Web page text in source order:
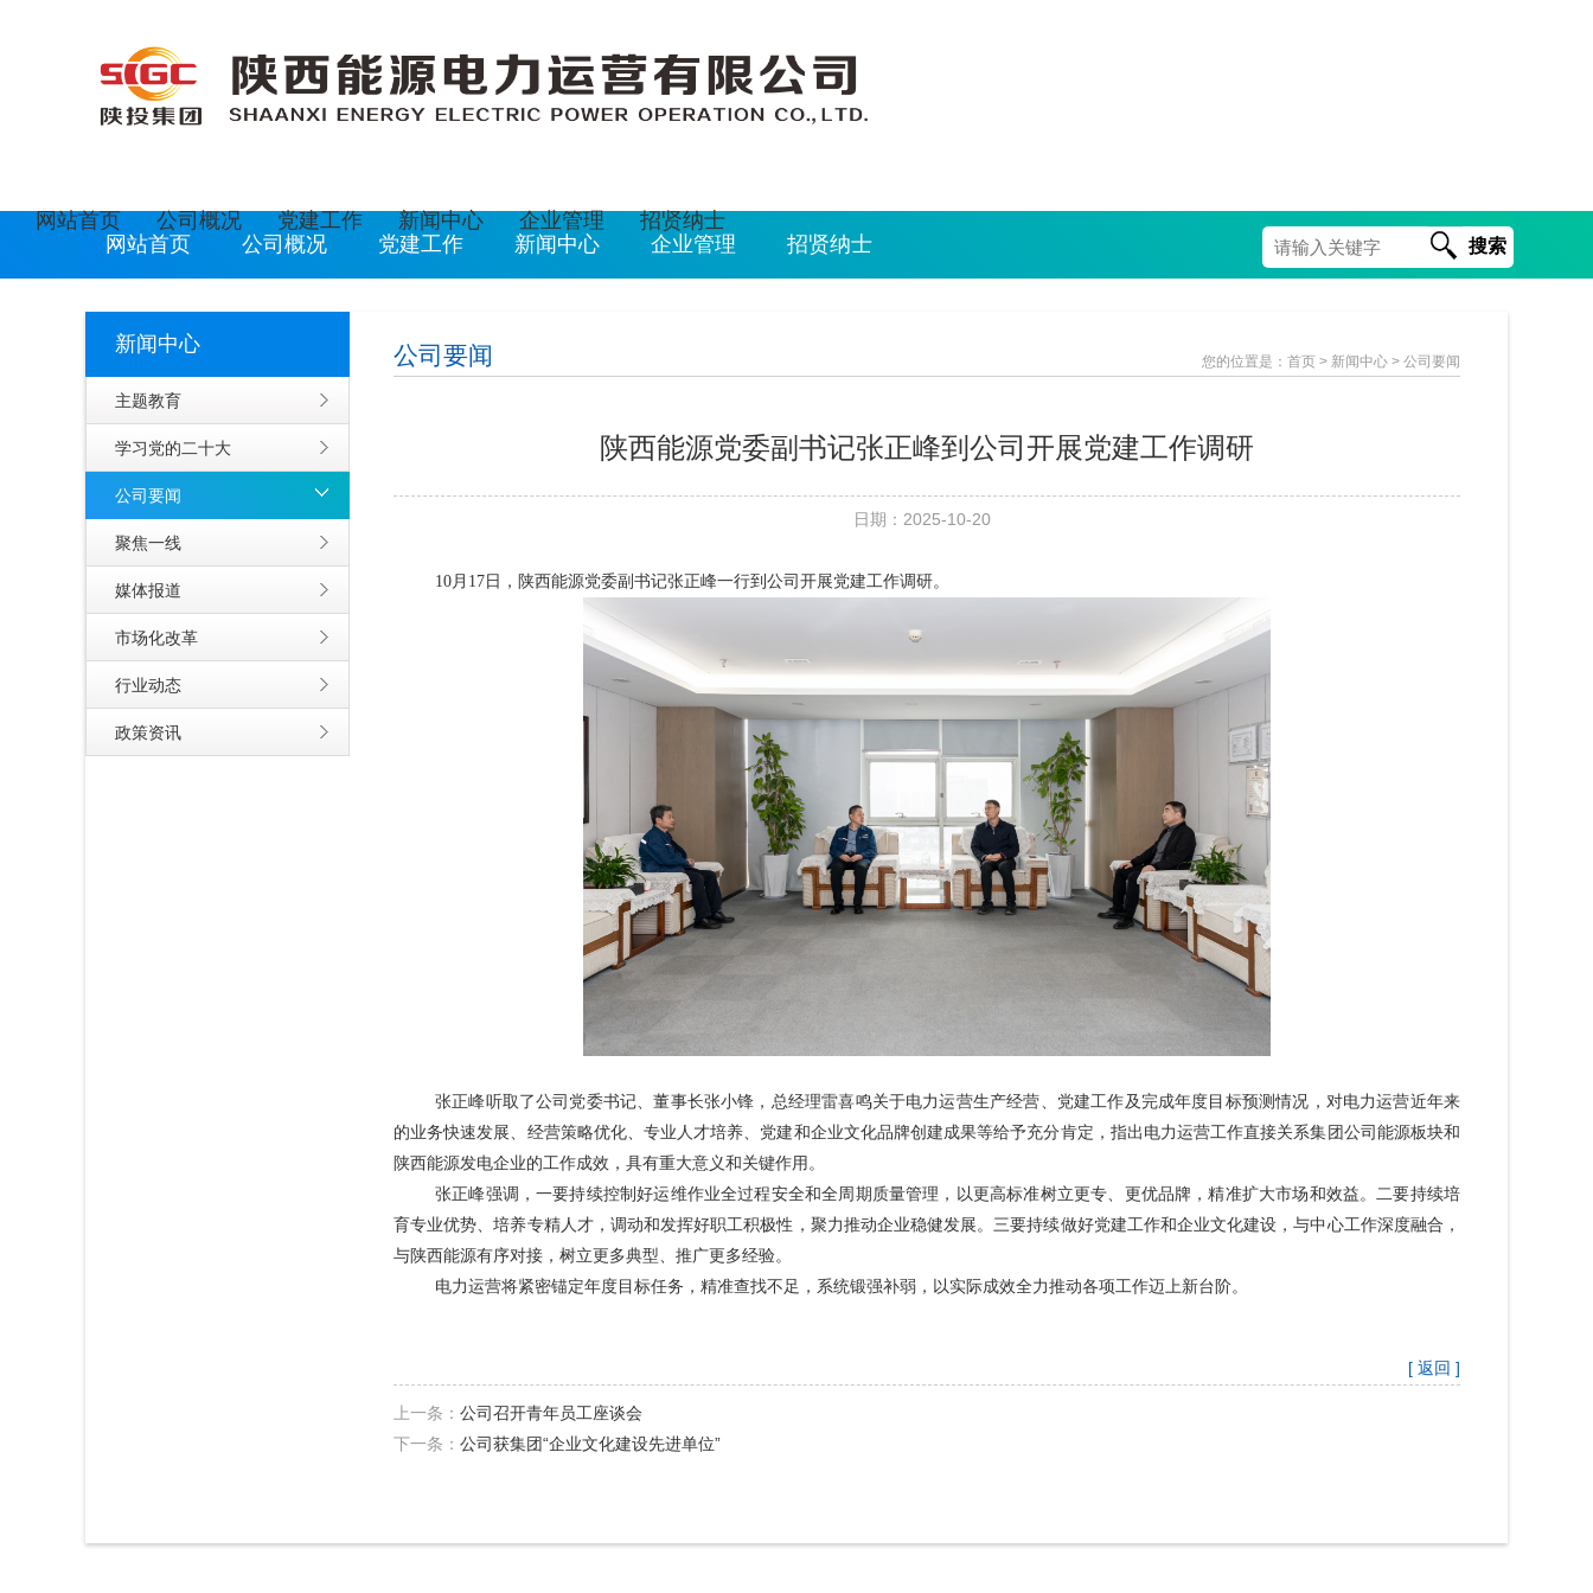
网站首页 公司概况 党建工作 新闻中心 企业管理
招贤纳士
网站首页
公司概况 党建工作 新闻中心 企业管理 招贤纳士 搜索
新闻中心
主题教育
学习党的二十大
公司要闻
聚焦一线
媒体报道
市场化改革
行业动态
政策资讯
公司要闻 您的位置是： 首页 > 新闻中心 > 公司要闻
陕西能源党委副书记张正峰到公司开展党建工作调研
日期：2025-10-20
10月17日，陕西能源党委副书记张正峰一行到公司开展党建工作调研。
张正峰听取了公司党委书记、董事长张小锋，总经理雷喜鸣关于电力运营生产经营、党建工作及完成年度目标预测情况，对电力运营近年来
的业务快速发展、经营策略优化、专业人才培养、党建和企业文化品牌创建成果等给予充分肯定，指出电力运营工作直接关系集团公司能源板块和
陕西能源发电企业的工作成效，具有重大意义和关键作用。
张正峰强调，一要持续控制好运维作业全过程安全和全周期质量管理，以更高标准树立更专、更优品牌，精准扩大市场和效益。二要持续培
育专业优势、培养专精人才，调动和发挥好职工积极性，聚力推动企业稳健发展。三要持续做好党建工作和企业文化建设，与中心工作深度融合，
与陕西能源有序对接，树立更多典型、推广更多经验。
电力运营将紧密锚定年度目标任务，精准查找不足，系统锻强补弱，以实际成效全力推动各项工作迈上新台阶。
[ 返回 ]
上一条： 公司召开青年员工座谈会
下一条： 公司获集团“企业文化建设先进单位”